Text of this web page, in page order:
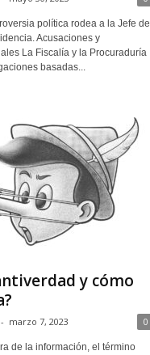
política rodea a la Jefe de
Acusaciones y
La Fiscalía y la Procuraduría
basadas...
y cómo
- marzo 7, 2023 0
de la información, el término